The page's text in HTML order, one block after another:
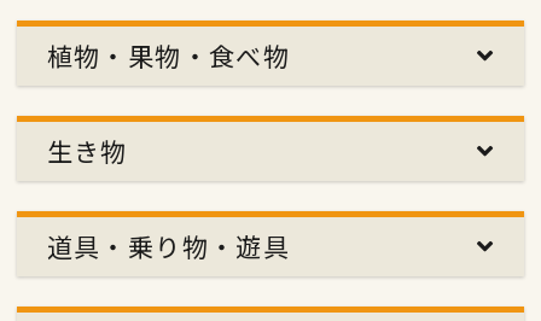
植物・果物・食べ物
生き物
道具・乗り物・遊具